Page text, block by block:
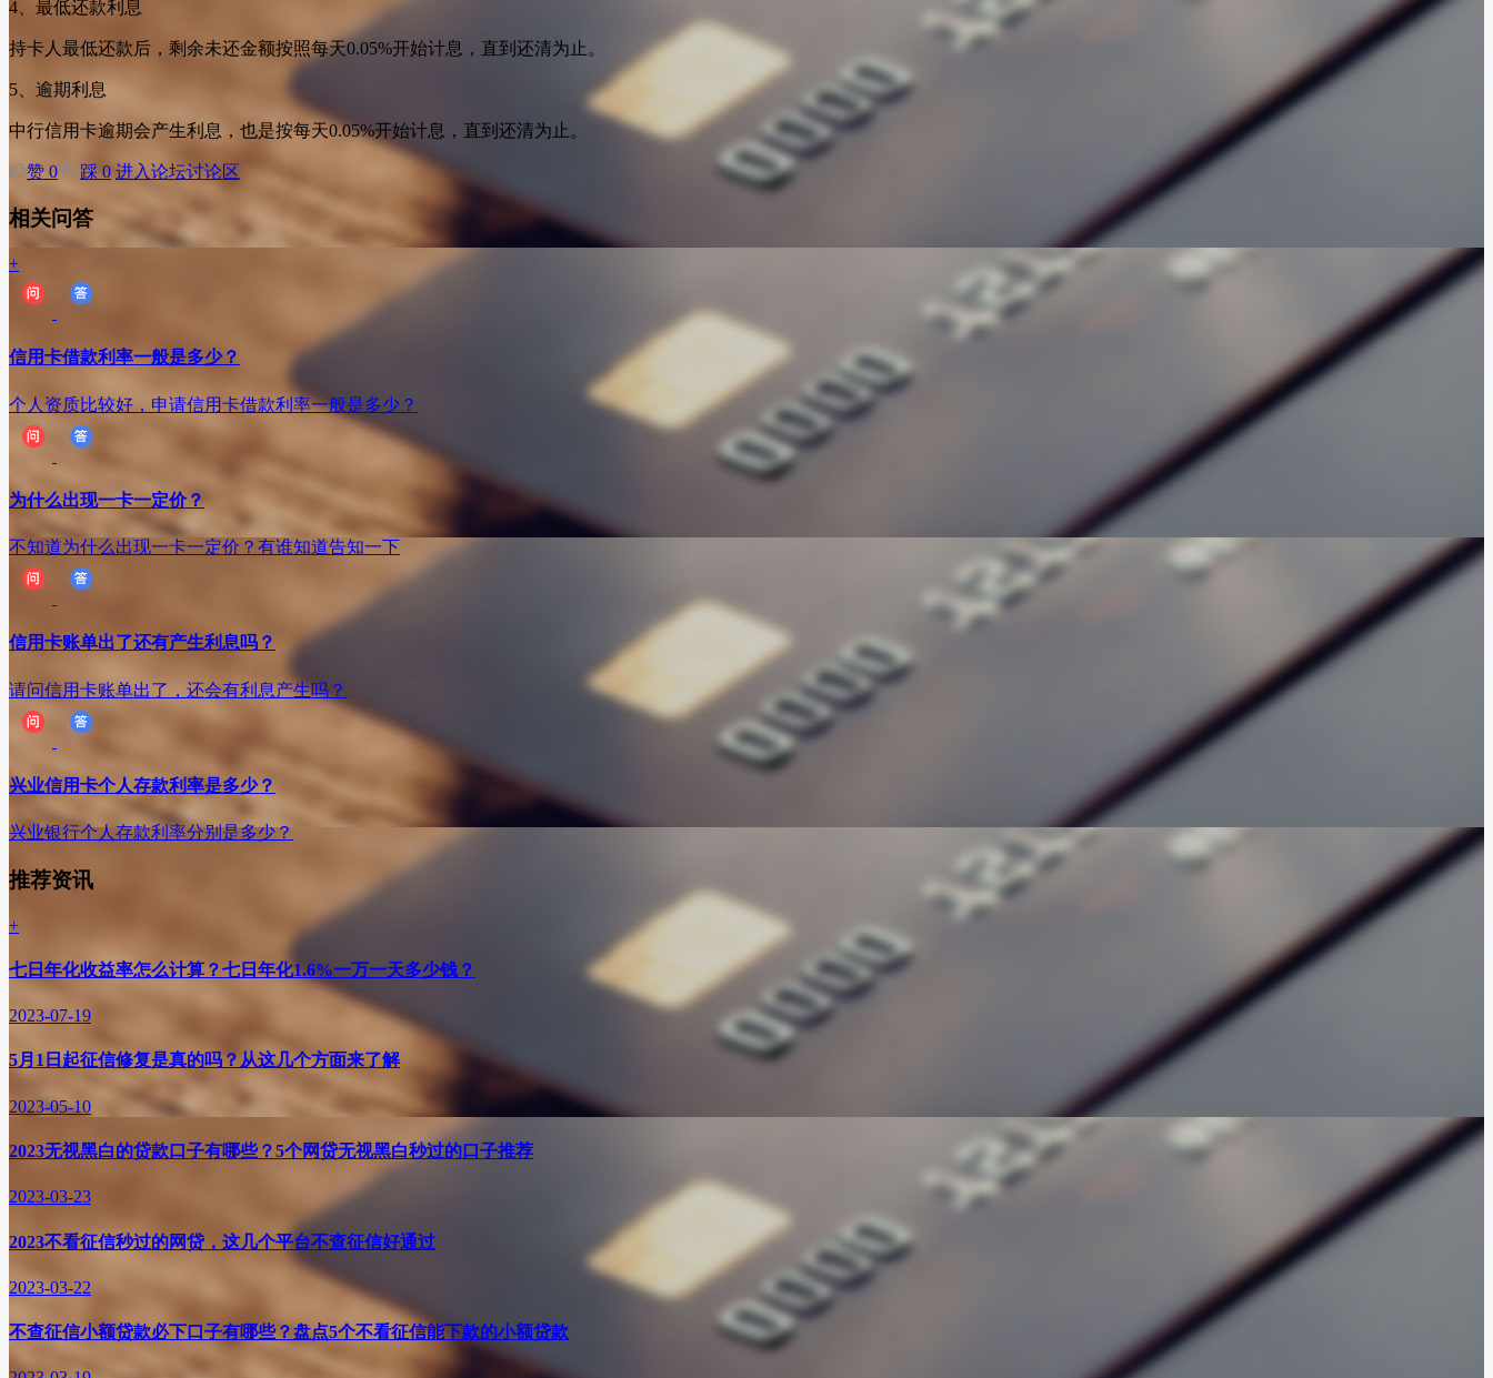
4、最低还款利息
持卡人最低还款后，剩余未还金额按照每天0.05%开始计息，直到还清为止。
5、逾期利息
中行信用卡逾期会产生利息，也是按每天0.05%开始计息，直到还清为止。
赞 0 踩 0 进入论坛讨论区
相关问答
+
信用卡借款利率一般是多少？
个人资质比较好，申请信用卡借款利率一般是多少？
为什么出现一卡一定价？
不知道为什么出现一卡一定价？有谁知道告知一下
信用卡账单出了还有产生利息吗？
请问信用卡账单出了，还会有利息产生吗？
兴业信用卡个人存款利率是多少？
兴业银行个人存款利率分别是多少？
推荐资讯
+
七日年化收益率怎么计算？七日年化1.6%一万一天多少钱？
2023-07-19
5月1日起征信修复是真的吗？从这几个方面来了解
2023-05-10
2023无视黑白的贷款口子有哪些？5个网贷无视黑白秒过的口子推荐
2023-03-23
2023不看征信秒过的网贷，这几个平台不查征信好通过
2023-03-22
不查征信小额贷款必下口子有哪些？盘点5个不看征信能下款的小额贷款